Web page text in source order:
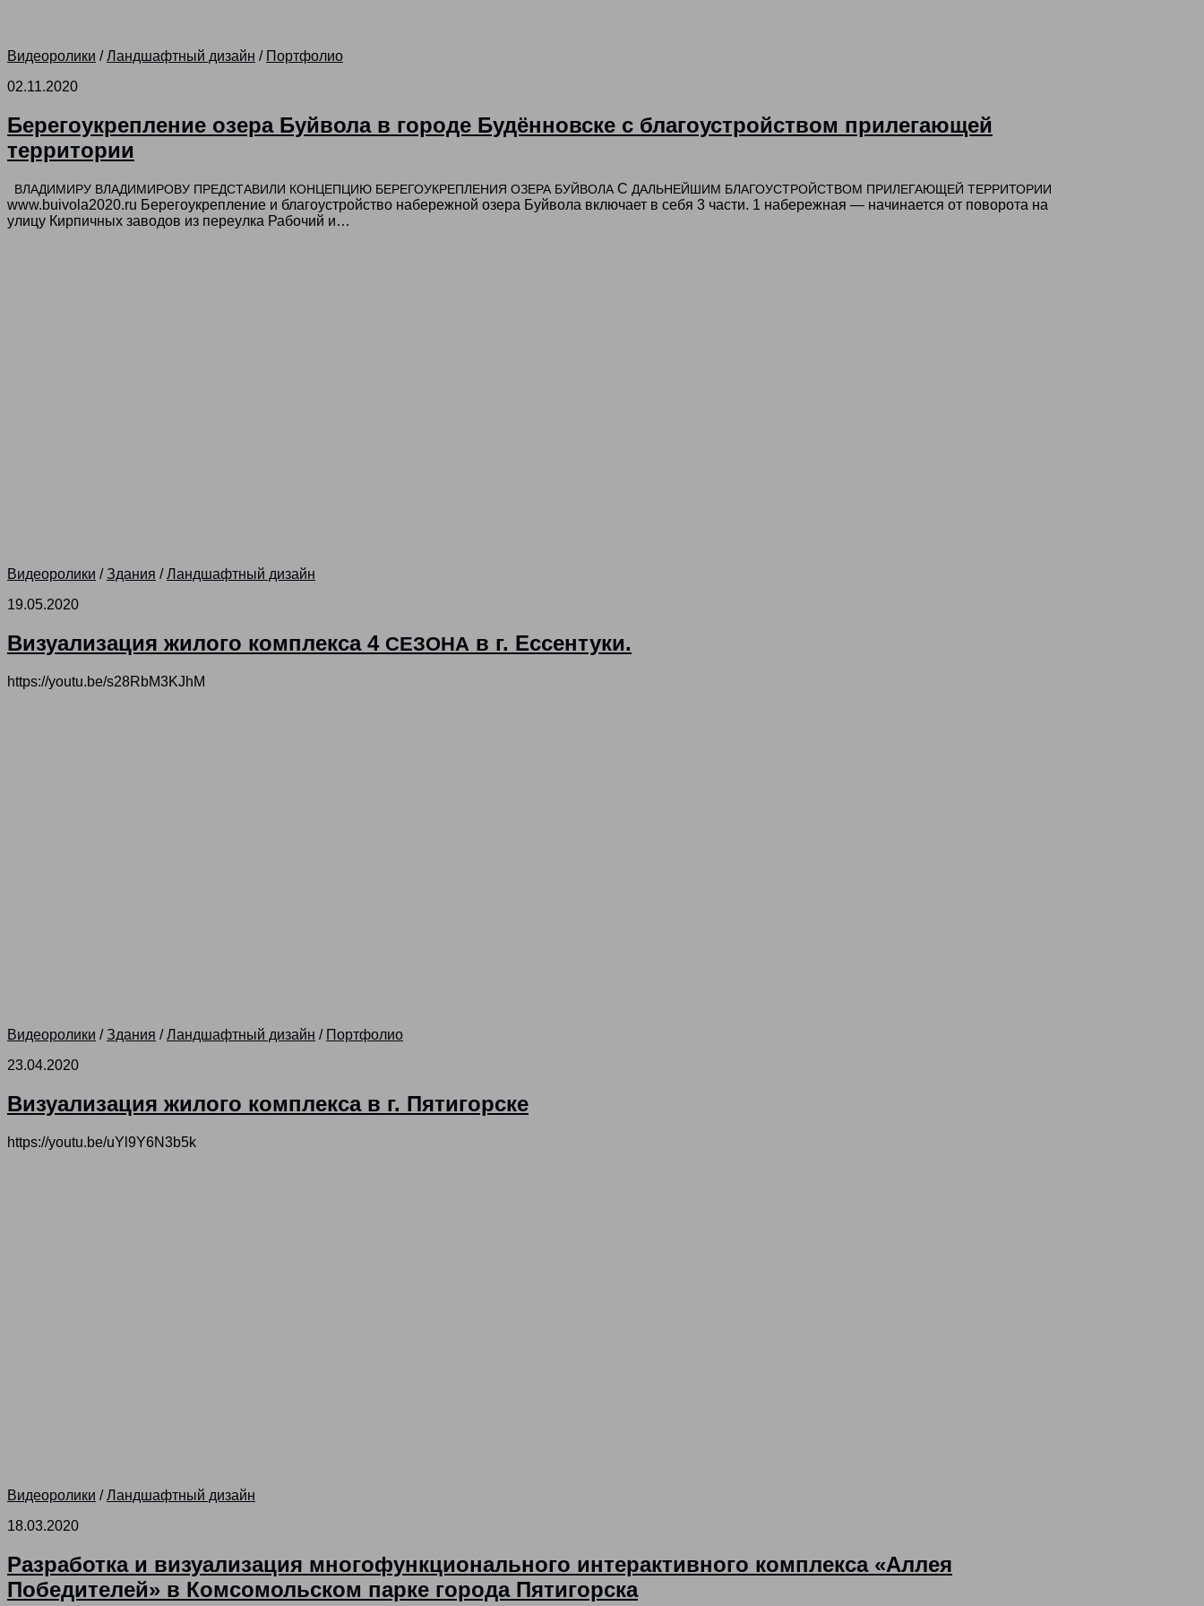
Видеоролики /Ландшафтный дизайн / Портфолио
02.11.2020
Берегоукрепление озера Буйвола в городе Будённовске с благоустройством прилегающей
территории
ВЛАДИМИРУ ВЛАДИМИРОВУ ПРЕДСТАВИЛИ КОНЦЕПЦИЮ БЕРЕГОУКРЕПЛЕНИЯ ОЗЕРА БУЙВОЛА С ДАЛЬНЕЙШИМ БЛАГОУСТРОЙСТВОМ ПРИЛЕГАЮЩЕЙ ТЕРРИТОРИИ
www.buivola2020.ru Берегоукрепление и благоустройство набережной озера Буйвола включает в себя 3 части. 1 набережная — начинается от поворота на
улицу Кирпичных заводов из переулка Рабочий и…
Видеоролики /Здания /Ландшафтный дизайн
19.05.2020
Визуализация жилого комплекса 4 СЕЗОНА в г. Ессентуки.
https://youtu.be/s28RbM3KJhM
Видеоролики /Здания /Ландшафтный дизайн / Портфолио
23.04.2020
Визуализация жилого комплекса в г. Пятигорске
https://youtu.be/uYl9Y6N3b5k
Видеоролики /Ландшафтный дизайн
18.03.2020
Разработка и визуализация многофункционального интерактивного комплекса «Аллея
Победителей» в Комсомольском парке города Пятигорска